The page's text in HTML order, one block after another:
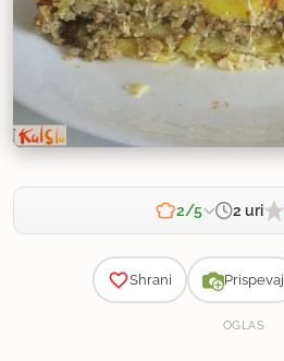
2/5 2 uri
Shrani Prispevaj
OGLAS